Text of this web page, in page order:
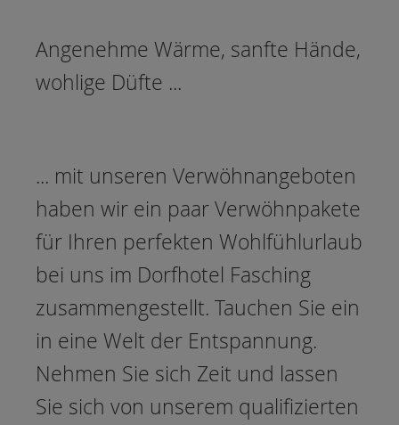
Angenehme Wärme, sanfte Hände,
wohlige Düfte ...
... mit unseren Verwöhnangeboten
haben wir ein paar Verwöhnpakete
für Ihren perfekten Wohlfühlurlaub
bei uns im Dorfhotel Fasching
zusammengestellt. Tauchen Sie ein
in eine Welt der Entspannung.
Nehmen Sie sich Zeit und lassen
Sie sich von unserem qualifizierten